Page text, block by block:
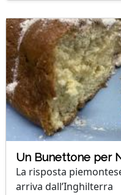
Un Bunettone per
La risposta
arriva dall’Inghilterra